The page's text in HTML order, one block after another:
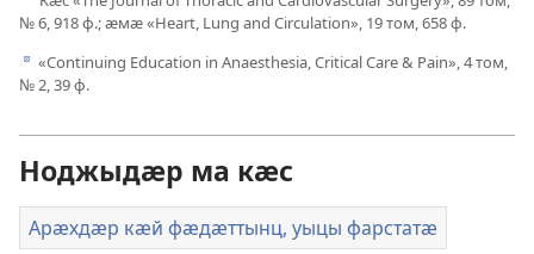
№ 6, 918 ф.; ӕмӕ «Heart, Lung and Circulation», 19 том, 658 ф.
d «Continuing Education in Anaesthesia, Critical Care & Pain», 4 том,
№ 2, 39 ф.
Ноджыдӕр ма кӕс
Арӕхдӕр кӕй фӕдӕттынц, уыцы фарстатӕ